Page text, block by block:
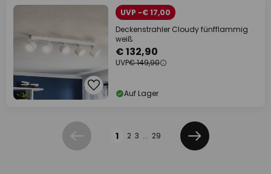
UVP -€ 17,00
Deckenstrahler Cloudy fünfflammig
weiß
€ 132,90
UVP€ 149,90
Auf Lager
Zurück 1 2 3 ... 29
Weiter